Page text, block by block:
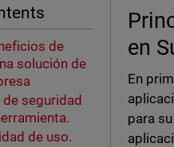
de
solución de
de seguridad
de uso.
en
En
para